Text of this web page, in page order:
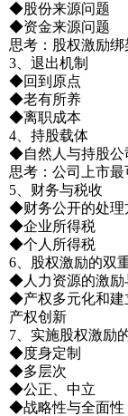
◆股份来源问题
◆资金来源问题
思考：股权激励
3、退出机制
◆回到原点
◆老有所养
◆离职成本
4、持股载体
◆自然人与持股公
思考：公司上市
5、财务与税收
◆财务公开的处理
◆企业所得税
◆个人所得税
6、股权激励的双
◆人力资源的激
◆产权多元化和
产权创新
7、实施股权激励
◆度身定制
◆多层次
◆公正、中立
◆战略性与全面性